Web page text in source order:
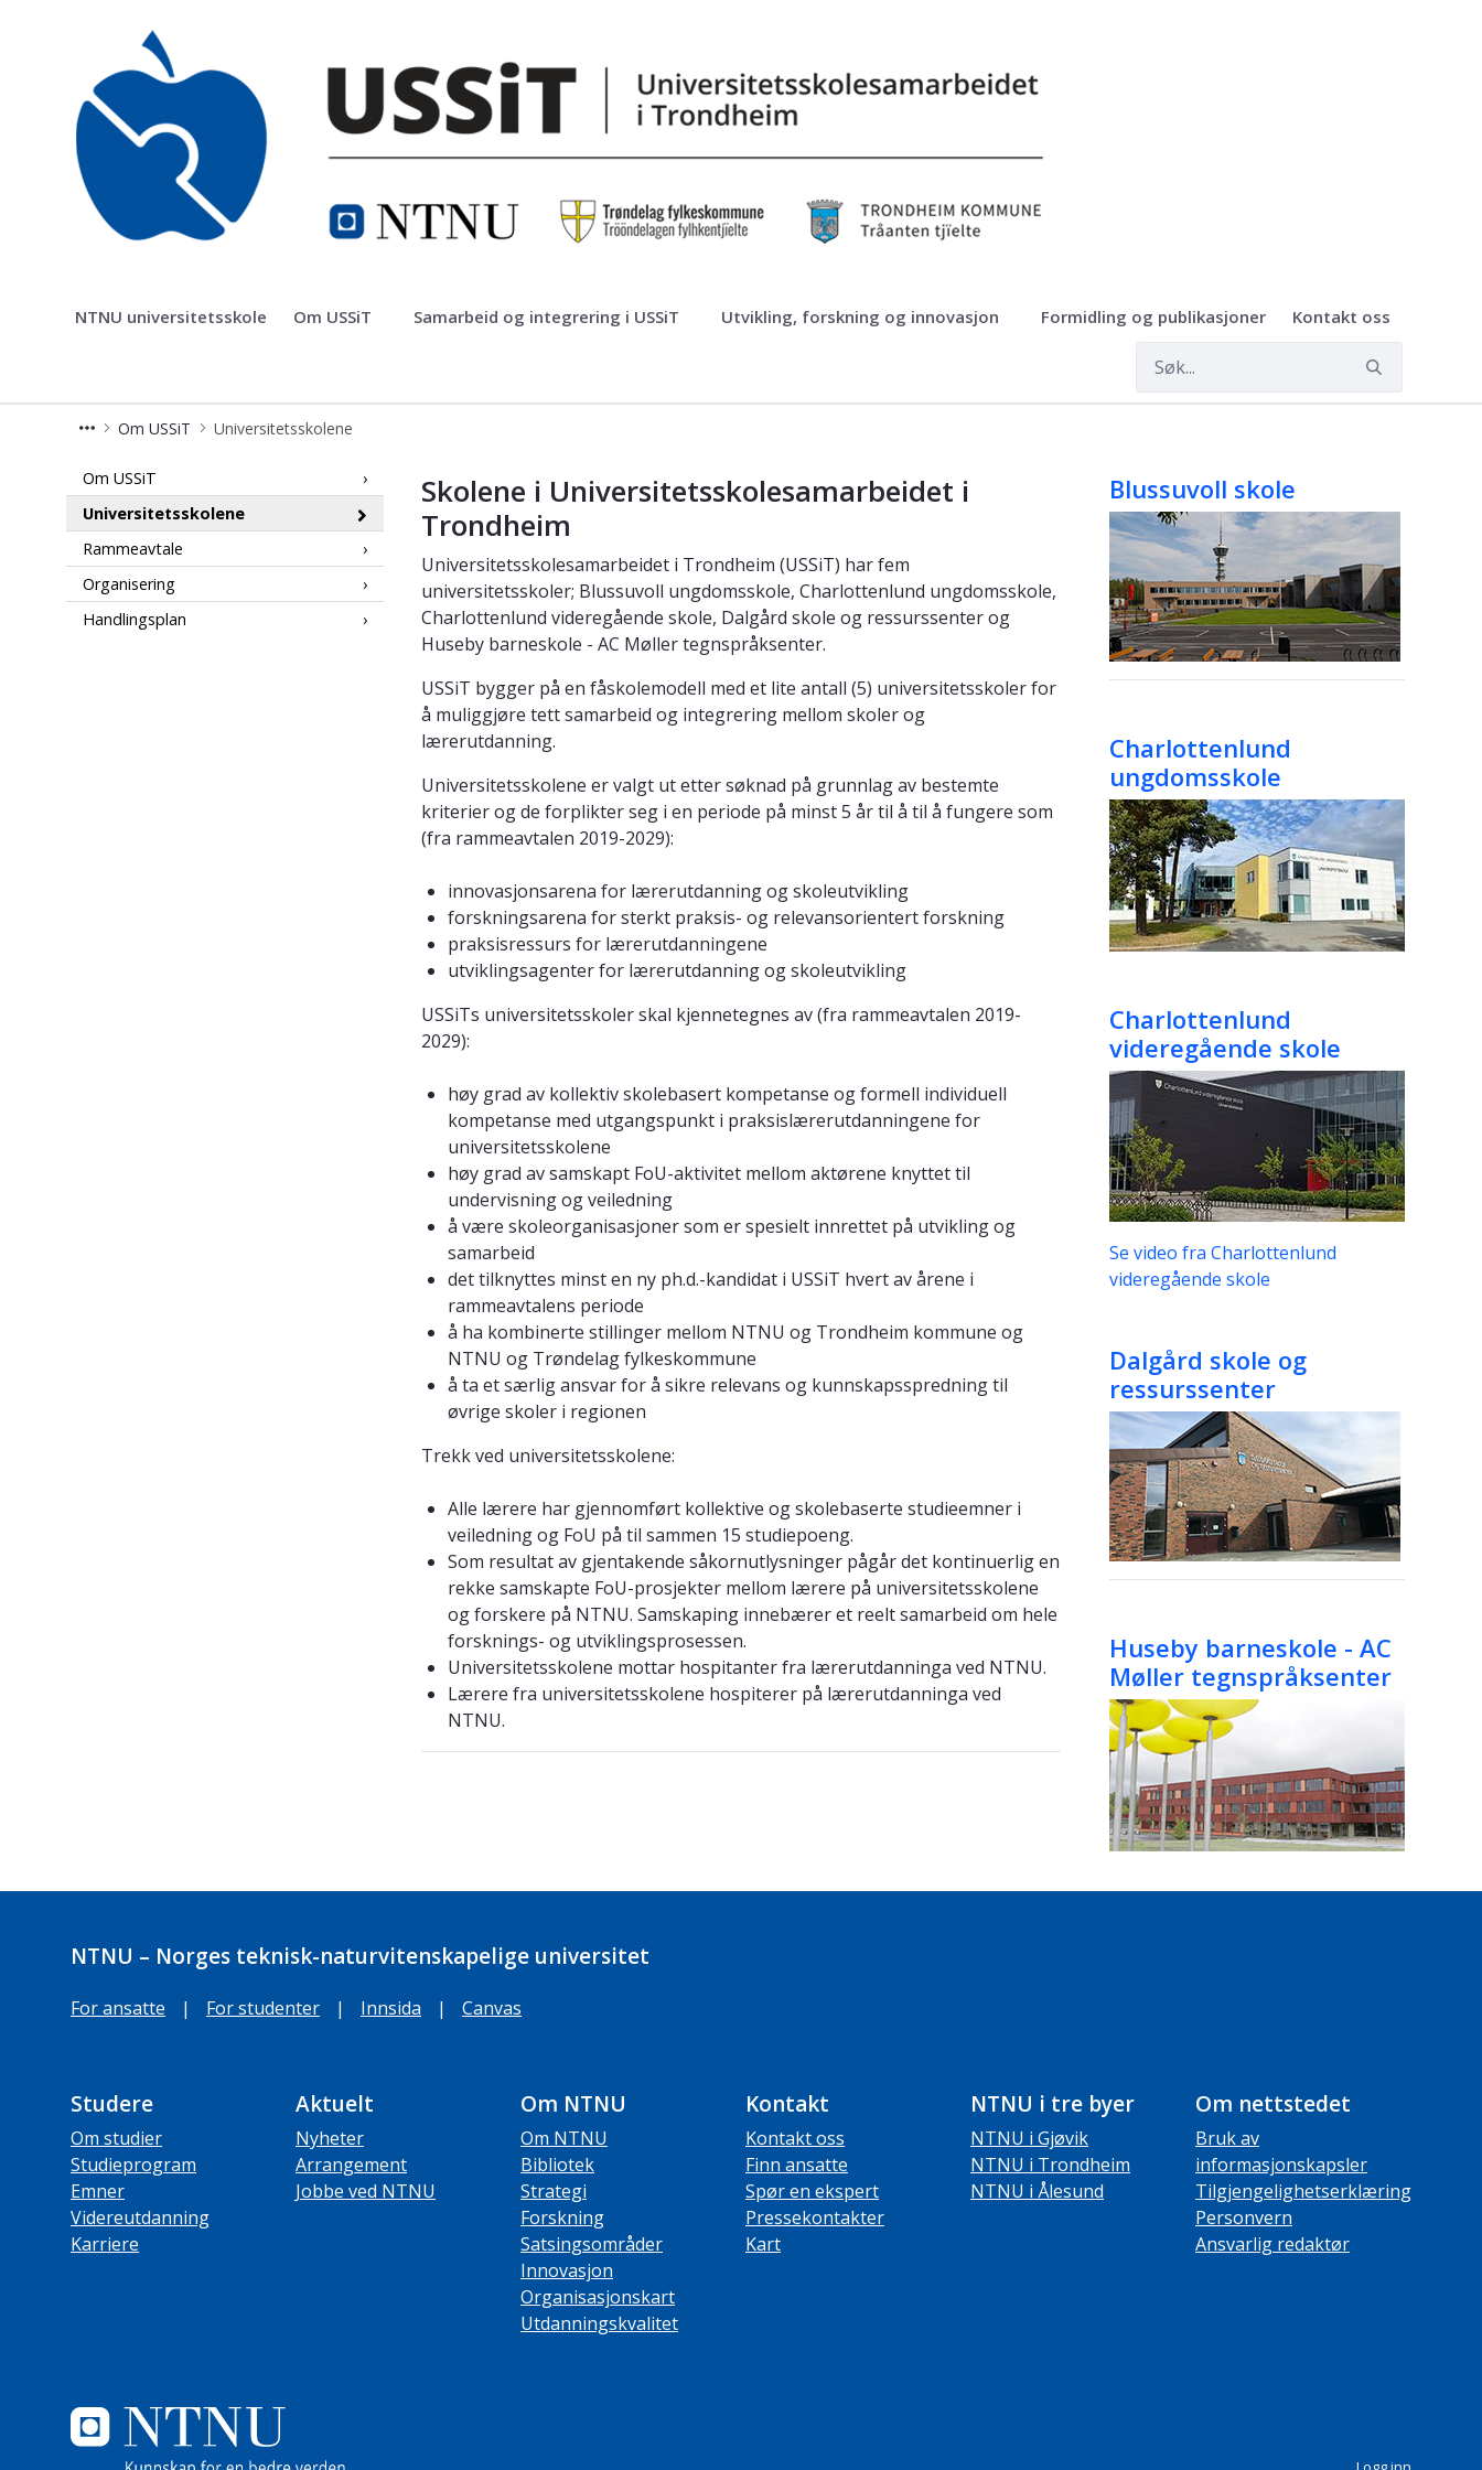
NTNU universitetsskole
NTNU universitetsskole Om USSiT Samarbeid og integrering i USSiT Utvikling, forskning og innovasjon Formidling og publikasjoner Kontakt oss
Om USSiT Universitetsskolene
Skolene – Universitetsskolene
Om USSiT
Universitetsskolene
Rammeavtale
Organisering
Handlingsplan
Skolene i Universitetsskolesamarbeidet i
Trondheim
Universitetsskolesamarbeidet i Trondheim (USSiT) har fem
universitetsskoler; Blussuvoll ungdomsskole, Charlottenlund ungdomsskole,
Charlottenlund videregående skole, Dalgård skole og ressurssenter og
Huseby barneskole - AC Møller tegnspråksenter.
USSiT bygger på en fåskolemodell med et lite antall (5) universitetsskoler for
å muliggjøre tett samarbeid og integrering mellom skoler og
lærerutdanning.
Universitetsskolene er valgt ut etter søknad på grunnlag av bestemte
kriterier og de forplikter seg i en periode på minst 5 år til å til å fungere som
(fra rammeavtalen 2019-2029):
innovasjonsarena for lærerutdanning og skoleutvikling
forskningsarena for sterkt praksis- og relevansorientert forskning
praksisressurs for lærerutdanningene
utviklingsagenter for lærerutdanning og skoleutvikling
USSiTs universitetsskoler skal kjennetegnes av (fra rammeavtalen 2019-
2029):
høy grad av kollektiv skolebasert kompetanse og formell individuell
kompetanse med utgangspunkt i praksislærerutdanningene for
universitetsskolene
høy grad av samskapt FoU-aktivitet mellom aktørene knyttet til
undervisning og veiledning
å være skoleorganisasjoner som er spesielt innrettet på utvikling og
samarbeid
det tilknyttes minst en ny ph.d.-kandidat i USSiT hvert av årene i
rammeavtalens periode
å ha kombinerte stillinger mellom NTNU og Trondheim kommune og
NTNU og Trøndelag fylkeskommune
å ta et særlig ansvar for å sikre relevans og kunnskapsspredning til
øvrige skoler i regionen
Trekk ved universitetsskolene:
Alle lærere har gjennomført kollektive og skolebaserte studieemner i
veiledning og FoU på til sammen 15 studiepoeng.
Som resultat av gjentakende såkornutlysninger pågår det kontinuerlig en
rekke samskapte FoU-prosjekter mellom lærere på universitetsskolene
og forskere på NTNU. Samskaping innebærer et reelt samarbeid om hele
forsknings- og utviklingsprosessen.
Universitetsskolene mottar hospitanter fra lærerutdanninga ved NTNU.
Lærere fra universitetsskolene hospiterer på lærerutdanninga ved
NTNU.
Blussuvoll skole
Charlottenlund
ungdomsskole
Charlottenlund
videregående skole
Se video fra Charlottenlund
videregående skole
Dalgård skole og
ressurssenter
Huseby barneskole - AC
Møller tegnspråksenter
NTNU – Norges teknisk-naturvitenskapelige universitet
For ansatte | For studenter | Innsida | Canvas
Studere
Om studier
Studieprogram
Emner
Videreutdanning
Karriere
Aktuelt
Nyheter
Arrangement
Jobbe ved NTNU
Om NTNU
Om NTNU
Bibliotek
Strategi
Forskning
Satsingsområder
Innovasjon
Organisasjonskart
Utdanningskvalitet
Kontakt
Kontakt oss
Finn ansatte
Spør en ekspert
Pressekontakter
Kart
NTNU i tre byer
NTNU i Gjøvik
NTNU i Trondheim
NTNU i Ålesund
Om nettstedet
Bruk av
informasjonskapsler
Tilgjengelighetserklæring
Personvern
Ansvarlig redaktør